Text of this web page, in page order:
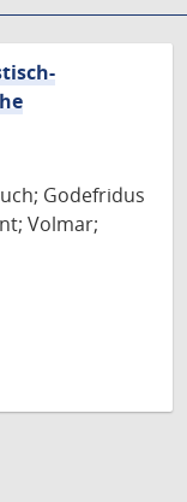
Godefridus
Volmar;